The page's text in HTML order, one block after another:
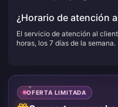
¿Horario de atención
El servicio de atención al
horas, los 7 días de la semana.
OFERTA LIMITADA